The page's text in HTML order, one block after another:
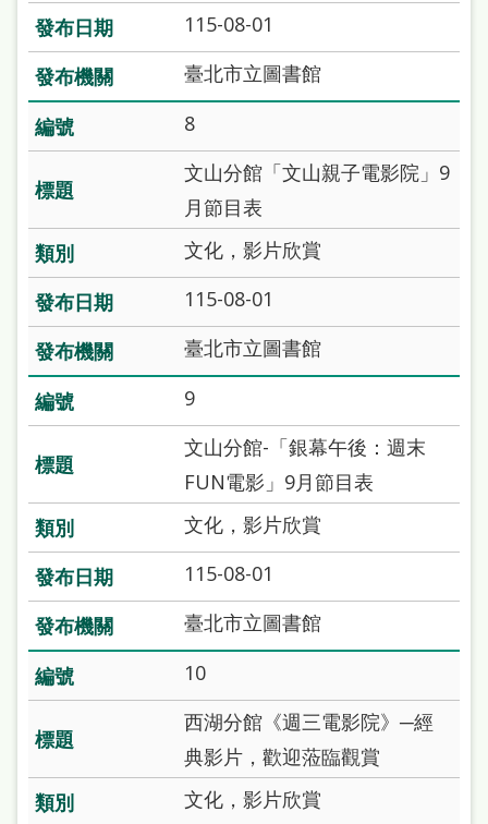
開
放
宣
告
作
權
侵
權
處
理
辦
法
絡
我
們
115-08-01
臺北市立圖書館
8
文山分館「文山親子電影院」9
月節目表
文化，影片欣賞
115-08-01
臺北市立圖書館
9
文山分館-「銀幕午後：週末
FUN電影」9月節目表
文化，影片欣賞
115-08-01
臺北市立圖書館
10
西湖分館《週三電影院》─經
典影片，歡迎蒞臨觀賞
文化，影片欣賞